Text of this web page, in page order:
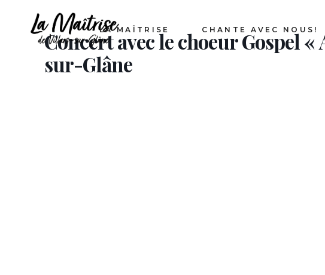
LA MAÎTRISE CHANTE AVEC NOUS!
Concert avec le choeur Gospel
sur-Glâne